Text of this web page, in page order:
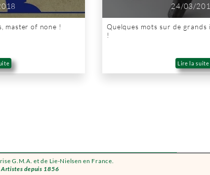
G.M.A. et de Lie-Nielsen en France.
depuis 1856
master of none !
24/03/
Quelques mots sur de grands
!
Lire la suite